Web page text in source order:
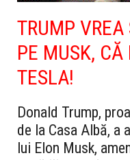
TRUMP
PE MUSK, CĂ
TESLA!
Donald Trump,
de la Casa Albă, a
lui Elon Musk,